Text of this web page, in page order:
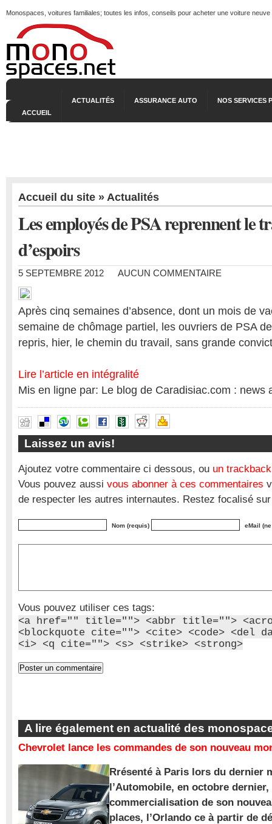
Monospaces, voitures familiales; toutes les infos, conseils pour acheter une voiture
ACCUEIL
ACTUALITÉS ASSURANCE AUTO NOS SERVICES
Accueil du site » Actualités
Les employés de PSA reprennent le
d’espoirs
5 SEPTEMBRE 2012 AUCUN COMMENTAIRE
Après cinq semaines d’absence, dont un mois de
semaine de chômage partiel, les ouvriers de PSA de
repris, hier, le chemin du travail, sans grande
Lire l’article en intégralité
Mis en ligne par: Le blog de Caradisiac.com : news
Laissez un avis!
Ajoutez votre commentaire ci dessous, ou un trackback
Vous pouvez aussi vous abonner à ces commentaires
de respecter les autres internautes. Restez focalisé
Nom (requis) eMail
Vous pouvez utiliser ces tags:
<a href="" title=""> <abbr title="">
<blockquote cite=""> <cite> <code> <del
<i> <q cite=""> <s> <strike> <strong>
A lire également en actualité des
Chevrolet lance les commandes de son nouveau
Rrésenté à Paris lors du dernier
l’Automobile, en octobre
commercialisation de son
places, l’Orlando ce à partir de